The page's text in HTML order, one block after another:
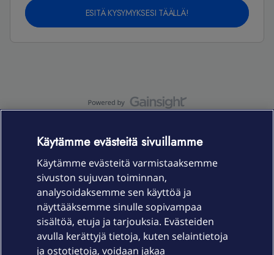
ESITÄ KYSYMYKSESI TÄÄLLÄ!
Laitteet & liittymät
Palvelut
Käytämme evästeitä sivuillamme
Käytämme evästeitä varmistaaksemme
sivuston sujuvan toiminnan,
analysoidaksemme sen käyttöä ja
näyttääksemme sinulle sopivampaa
sisältöä, etuja ja tarjouksia. Evästeiden
avulla kerättyjä tietoja, kuten selaintietoja
ja ostotietoja, voidaan jakaa